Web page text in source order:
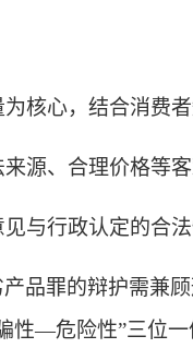
核心，结合消费
源、合理价格等
与行政认定的合
品罪的辩护需兼
性—危险性”三位一